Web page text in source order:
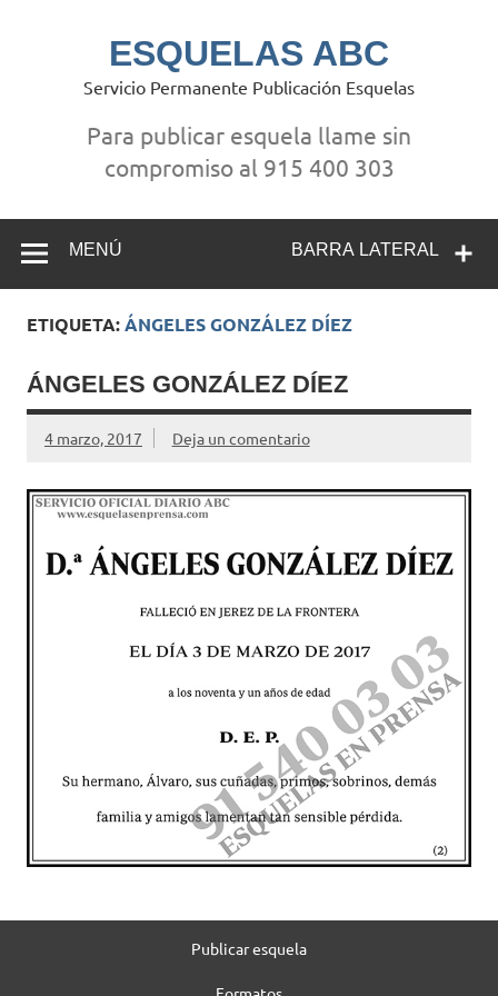
ESQUELAS ABC
Servicio Permanente Publicación Esquelas
Para publicar esquela llame sin
compromiso al 915 400 303
BARRA LATERAL
MENÚ
ETIQUETA:ÁNGELES GONZÁLEZ DÍEZ
ÁNGELES GONZÁLEZ DÍEZ
4 marzo, 2017 Deja un comentario
Publicar esquela